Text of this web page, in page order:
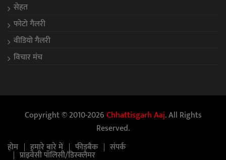
सेहत
फोटो गैलरी
वीडियो गैलरी
विचार मंच
Copyright © 2010-2026Chhattisgarh Aaj. All Rights
Reserved.
होम
हमारे बारे में फीडबैक संपर्क
प्राइवेसी पॉलिसी/डिस्क्लैमर